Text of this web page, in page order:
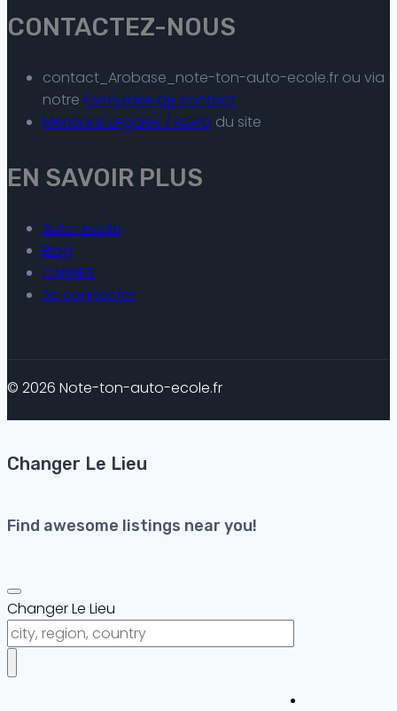
CONTACTEZ-NOUS
contact_Arobase_note-ton-auto-ecole.fr ou via
notre formulaire de contact
Mentions Légales / RGPD du site
EN SAVOIR PLUS
Auto-ecole
Blog
CANNES
Se connecter
© 2026 Note-ton-auto-ecole.fr
Changer Le Lieu
Find awesome listings near you!
Changer Le Lieu